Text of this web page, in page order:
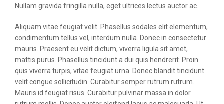
Nullam gravida fringilla nulla, eget ultrices lectus auctor ac.
Aliquam vitae feugiat velit. Phasellus sodales elit elementum,
condimentum tellus vel, interdum nulla. Donec in consectetur
mauris. Praesent eu velit dictum, viverra ligula sit amet,
mattis purus. Phasellus tincidunt a dui quis hendrerit. Proin
quis viverra turpis, vitae feugiat urna. Donec blandit tincidunt
velit congue sollicitudin. Curabitur semper rutrum rutrum.
Mauris id feugiat risus. Curabitur pulvinar massa in dolor